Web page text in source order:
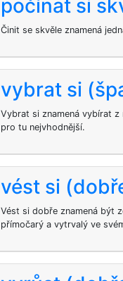
počínat si
Činit se skvěle znamená
vybrat si
Vybrat si znamená vybírat
pro tu nejvhodnější.
vést si
Vést si dobře znamená být
přímočarý a vytrvalý ve